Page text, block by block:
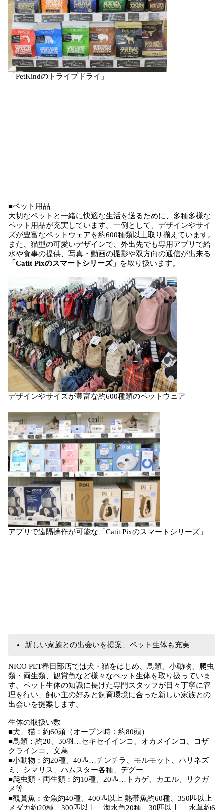
「PetKindのトライプドライ」
■ペット用品
大切なペットと一緒に快適な生活を送るために、多種多様な
ペット用品が充実しています。一例として、デザインやサイ
ズが豊富なペットウェアを約600種類以上取り揃えています。
また、猫型の可愛いデザインで、外出先でも専用アプリで給
水や食事の提供、写真・動画の撮影や双方向の通信が出来る
「Catit Pixのスマートシリーズ」
を取り扱います。
デザインやサイズが豊富な約600種類のペットウェア
アプリで遠隔操作が可能な「Catit Pixのスマートシリーズ」
新しい家族との出会いを提案、ペット生体も充実
NICO PET春日部店では犬・猫をはじめ、鳥類、小動物、爬虫
類・両生類、観賞魚など様々なペット生体を取り扱っていま
す。ペット生体の知識に長けた専門スタッフが日々丁寧に管
理を行い、飼い主の好みと飼育環境に合った新しい家族との
出会いを提案します。
生体の取扱い数
■犬、猫：約60頭（オープン時：約80頭）
■鳥類：約20、30羽…セキセイインコ、オカメインコ、コザ
クラインコ、文鳥
■小動物：約20種、40匹…チンチラ、モルモット、ハリネズ
ミ、シマリス、ハムスター各種、デグー
■爬虫類・両生類：約10種、20匹…トカゲ、カエル、リクガ
メ等
■観賞魚：金魚約40種、400匹以上 熱帯魚約60種、350匹以上
メダカ約20種、300匹以上、海水魚20種、30匹以上、 水草約6